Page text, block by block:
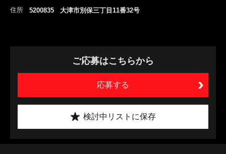
住所 5200835 大津市別保三丁目11番32号
ご応募はこちらから
応募する
検討中リストに保存